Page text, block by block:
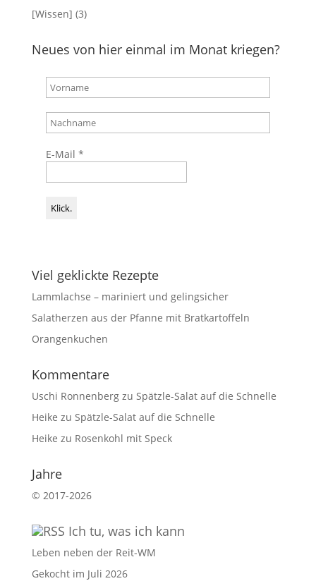
[Wissen] (3)
Neues von hier einmal im Monat kriegen?
E-Mail *
Viel geklickte Rezepte
Lammlachse – mariniert und gelingsicher
Salatherzen aus der Pfanne mit Bratkartoffeln
Orangenkuchen
Kommentare
Uschi Ronnenbergzu Spätzle-Salat auf die Schnelle
Heike zu Spätzle-Salat auf die Schnelle
Heike zu Rosenkohl mit Speck
Jahre
© 2017-2026
Ich tu, was ich kann
Leben neben der Reit-WM
Gekocht im Juli 2026